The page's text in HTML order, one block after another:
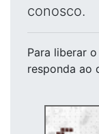
conosco.
Para liberar
responda ao